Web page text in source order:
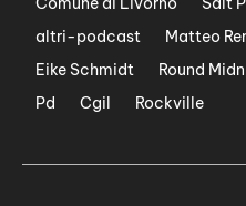
altri-podcast
Matteo
Eike Schmidt
Round
Pd
Cgil Rockville